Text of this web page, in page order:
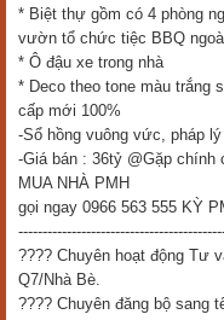
* Biệt thự gồm có 4 phòng
vườn tổ chức tiệc BBQ
* Ô đậu xe trong nhà
* Deco theo tone màu trắng
cấp mới 100%
-Sổ hồng vuông vức, pháp
-Giá bán : 36tỷ @Gặp
MUA NHÀ PMH
gọi ngay 0966 563 555 KỲ
???? Chuyên hoạt động Tư
Q7/Nhà Bè.
???? Chuyên đăng bộ sang